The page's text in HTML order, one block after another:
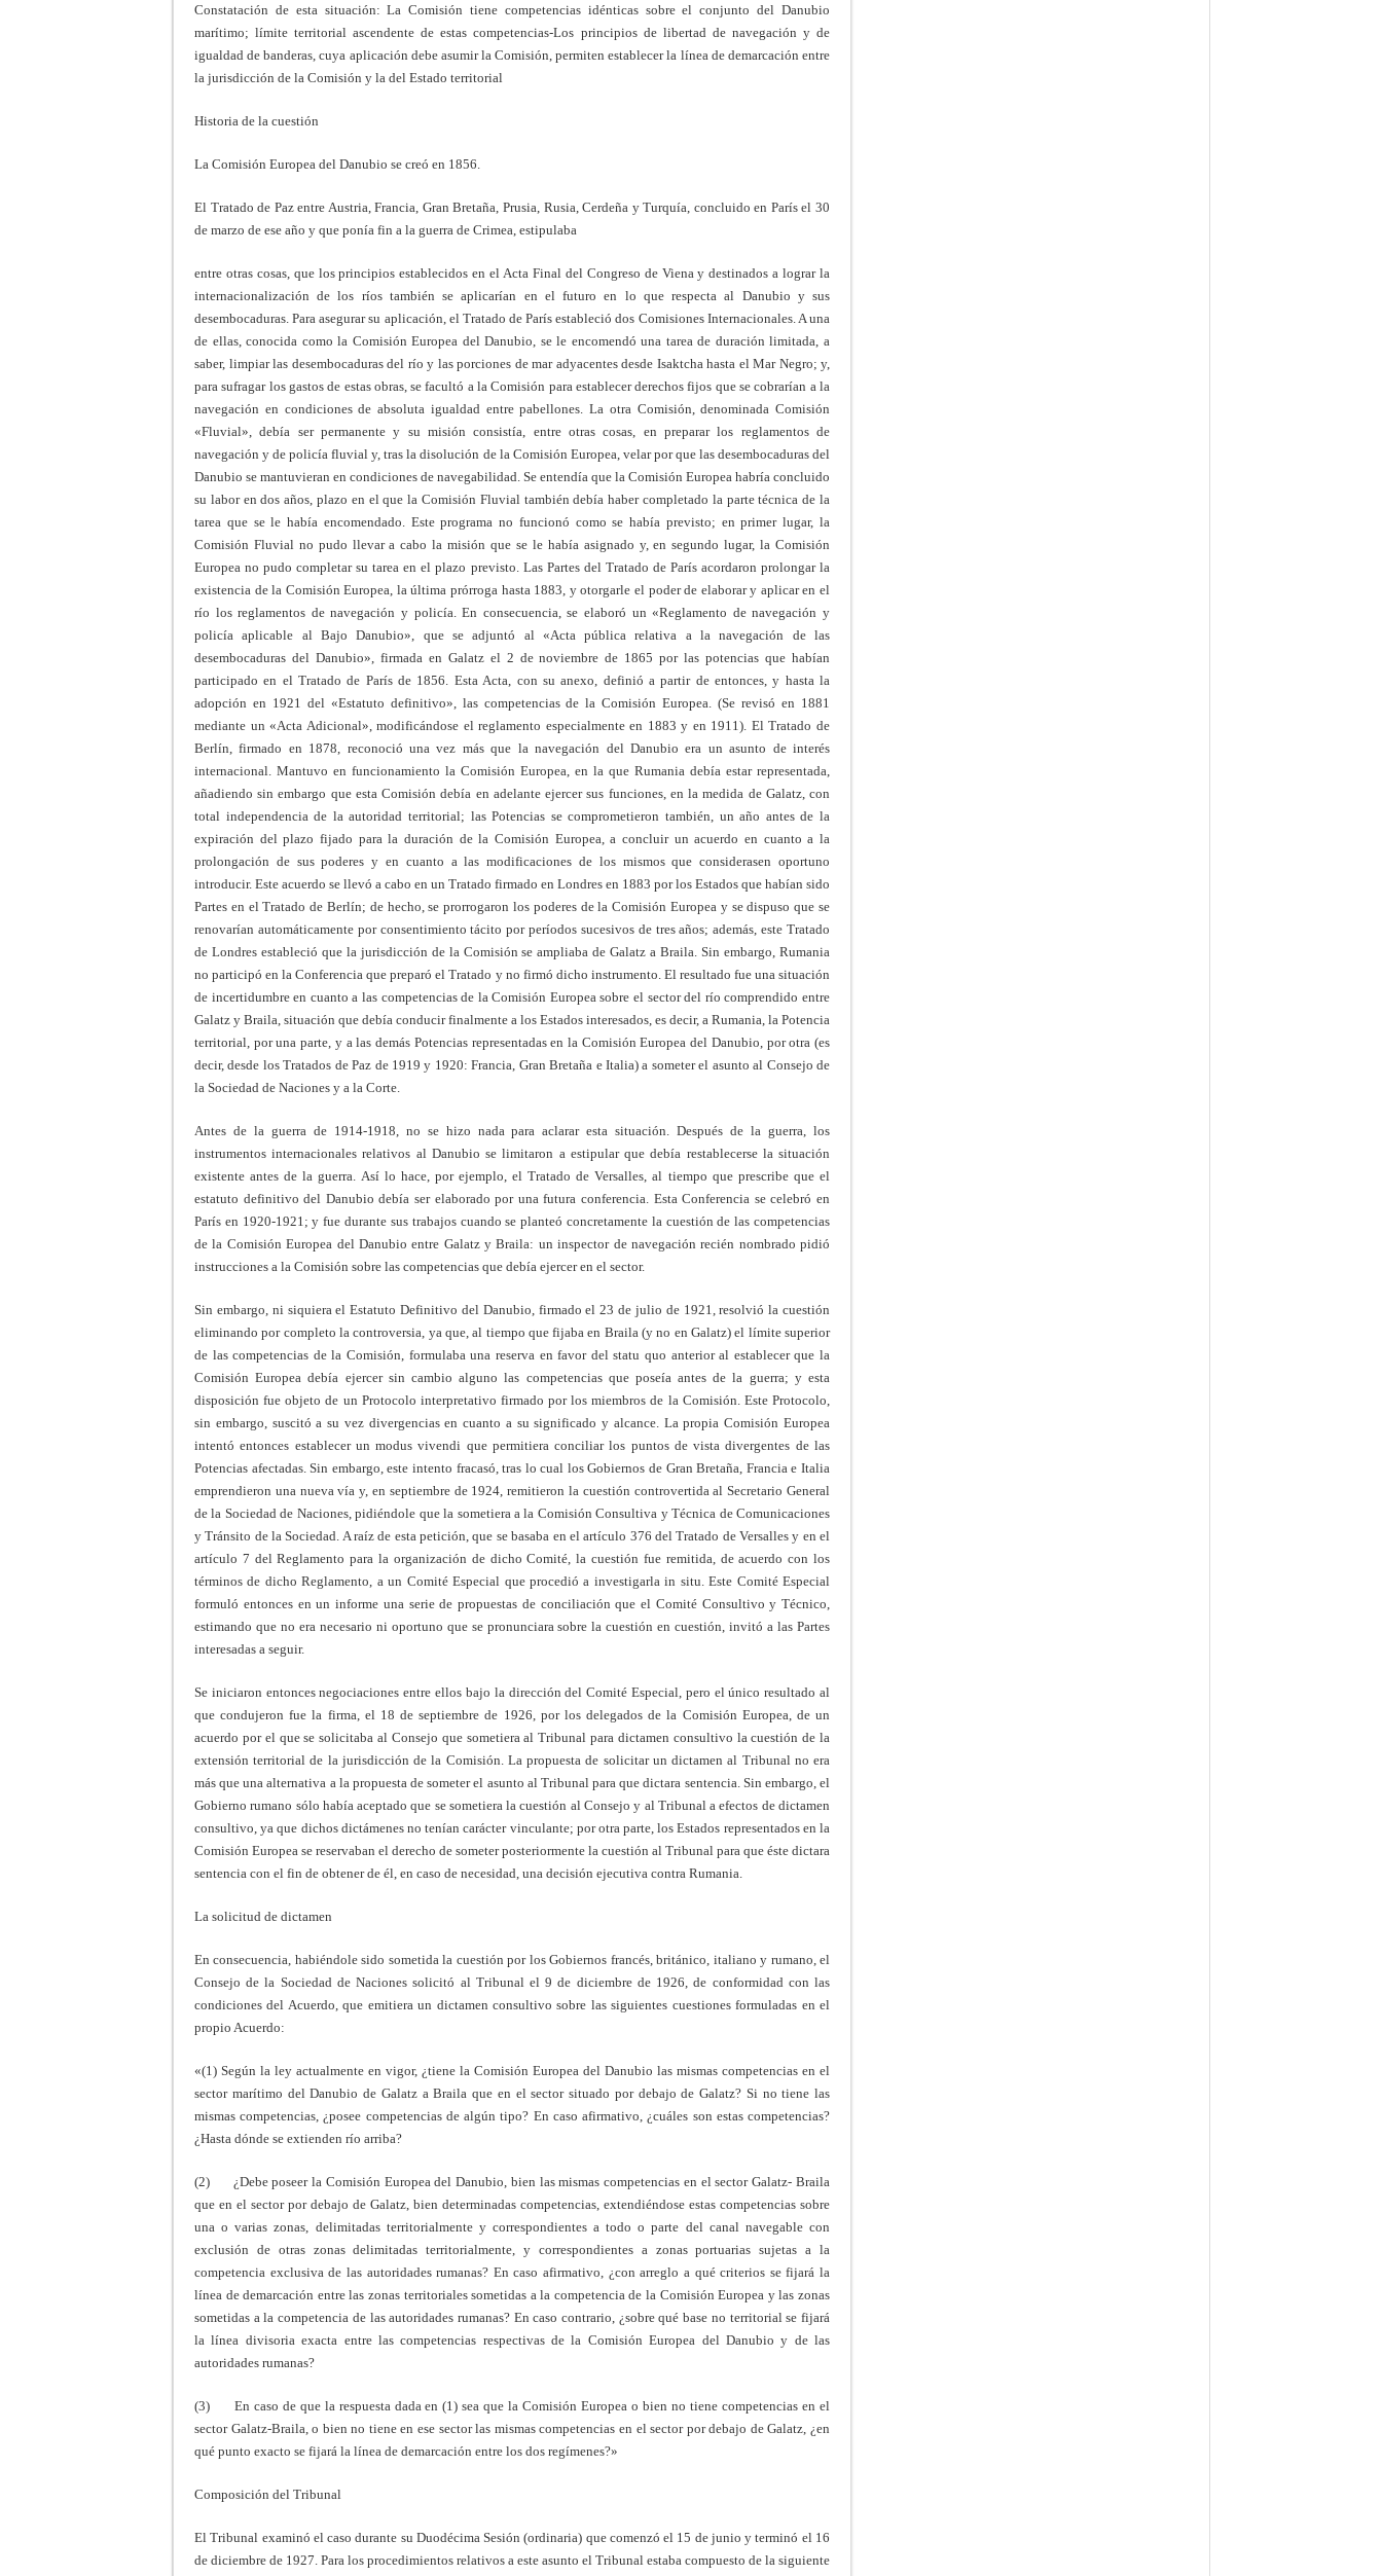
Constatación de esta situación: La Comisión tiene competencias idénticas sobre el conjunto del Danubio
marítimo; límite territorial ascendente de estas competencias-Los principios de libertad de navegación y de
igualdad de banderas, cuya aplicación debe asumir la Comisión, permiten establecer la línea de demarcación entre
la jurisdicción de la Comisión y la del Estado territorial
Historia de la cuestión
La Comisión Europea del Danubio se creó en 1856.
El Tratado de Paz entre Austria, Francia, Gran Bretaña, Prusia, Rusia, Cerdeña y Turquía, concluido en París el 30
de marzo de ese año y que ponía fin a la guerra de Crimea, estipulaba
entre otras cosas, que los principios establecidos en el Acta Final del Congreso de Viena y destinados a lograr la
internacionalización de los ríos también se aplicarían en el futuro en lo que respecta al Danubio y sus
desembocaduras. Para asegurar su aplicación, el Tratado de París estableció dos Comisiones Internacionales. A una
de ellas, conocida como la Comisión Europea del Danubio, se le encomendó una tarea de duración limitada, a
saber, limpiar las desembocaduras del río y las porciones de mar adyacentes desde Isaktcha hasta el Mar Negro; y,
para sufragar los gastos de estas obras, se facultó a la Comisión para establecer derechos fijos que se cobrarían a la
navegación en condiciones de absoluta igualdad entre pabellones. La otra Comisión, denominada Comisión
«Fluvial», debía ser permanente y su misión consistía, entre otras cosas, en preparar los reglamentos de
navegación y de policía fluvial y, tras la disolución de la Comisión Europea, velar por que las desembocaduras del
Danubio se mantuvieran en condiciones de navegabilidad. Se entendía que la Comisión Europea habría concluido
su labor en dos años, plazo en el que la Comisión Fluvial también debía haber completado la parte técnica de la
tarea que se le había encomendado. Este programa no funcionó como se había previsto; en primer lugar, la
Comisión Fluvial no pudo llevar a cabo la misión que se le había asignado y, en segundo lugar, la Comisión
Europea no pudo completar su tarea en el plazo previsto. Las Partes del Tratado de París acordaron prolongar la
existencia de la Comisión Europea, la última prórroga hasta 1883, y otorgarle el poder de elaborar y aplicar en el
río los reglamentos de navegación y policía. En consecuencia, se elaboró un «Reglamento de navegación y
policía aplicable al Bajo Danubio», que se adjuntó al «Acta pública relativa a la navegación de las
desembocaduras del Danubio», firmada en Galatz el 2 de noviembre de 1865 por las potencias que habían
participado en el Tratado de París de 1856. Esta Acta, con su anexo, definió a partir de entonces, y hasta la
adopción en 1921 del «Estatuto definitivo», las competencias de la Comisión Europea. (Se revisó en 1881
mediante un «Acta Adicional», modificándose el reglamento especialmente en 1883 y en 1911). El Tratado de
Berlín, firmado en 1878, reconoció una vez más que la navegación del Danubio era un asunto de interés
internacional. Mantuvo en funcionamiento la Comisión Europea, en la que Rumania debía estar representada,
añadiendo sin embargo que esta Comisión debía en adelante ejercer sus funciones, en la medida de Galatz, con
total independencia de la autoridad territorial; las Potencias se comprometieron también, un año antes de la
expiración del plazo fijado para la duración de la Comisión Europea, a concluir un acuerdo en cuanto a la
prolongación de sus poderes y en cuanto a las modificaciones de los mismos que considerasen oportuno
introducir. Este acuerdo se llevó a cabo en un Tratado firmado en Londres en 1883 por los Estados que habían sido
Partes en el Tratado de Berlín; de hecho, se prorrogaron los poderes de la Comisión Europea y se dispuso que se
renovarían automáticamente por consentimiento tácito por períodos sucesivos de tres años; además, este Tratado
de Londres estableció que la jurisdicción de la Comisión se ampliaba de Galatz a Braila. Sin embargo, Rumania
no participó en la Conferencia que preparó el Tratado y no firmó dicho instrumento. El resultado fue una situación
de incertidumbre en cuanto a las competencias de la Comisión Europea sobre el sector del río comprendido entre
Galatz y Braila, situación que debía conducir finalmente a los Estados interesados, es decir, a Rumania, la Potencia
territorial, por una parte, y a las demás Potencias representadas en la Comisión Europea del Danubio, por otra (es
decir, desde los Tratados de Paz de 1919 y 1920: Francia, Gran Bretaña e Italia) a someter el asunto al Consejo de
la Sociedad de Naciones y a la Corte.
Antes de la guerra de 1914-1918, no se hizo nada para aclarar esta situación. Después de la guerra, los
instrumentos internacionales relativos al Danubio se limitaron a estipular que debía restablecerse la situación
existente antes de la guerra. Así lo hace, por ejemplo, el Tratado de Versalles, al tiempo que prescribe que el
estatuto definitivo del Danubio debía ser elaborado por una futura conferencia. Esta Conferencia se celebró en
París en 1920-1921; y fue durante sus trabajos cuando se planteó concretamente la cuestión de las competencias
de la Comisión Europea del Danubio entre Galatz y Braila: un inspector de navegación recién nombrado pidió
instrucciones a la Comisión sobre las competencias que debía ejercer en el sector.
Sin embargo, ni siquiera el Estatuto Definitivo del Danubio, firmado el 23 de julio de 1921, resolvió la cuestión
eliminando por completo la controversia, ya que, al tiempo que fijaba en Braila (y no en Galatz) el límite superior
de las competencias de la Comisión, formulaba una reserva en favor del statu quo anterior al establecer que la
Comisión Europea debía ejercer sin cambio alguno las competencias que poseía antes de la guerra; y esta
disposición fue objeto de un Protocolo interpretativo firmado por los miembros de la Comisión. Este Protocolo,
sin embargo, suscitó a su vez divergencias en cuanto a su significado y alcance. La propia Comisión Europea
intentó entonces establecer un modus vivendi que permitiera conciliar los puntos de vista divergentes de las
Potencias afectadas. Sin embargo, este intento fracasó, tras lo cual los Gobiernos de Gran Bretaña, Francia e Italia
emprendieron una nueva vía y, en septiembre de 1924, remitieron la cuestión controvertida al Secretario General
de la Sociedad de Naciones, pidiéndole que la sometiera a la Comisión Consultiva y Técnica de Comunicaciones
y Tránsito de la Sociedad. A raíz de esta petición, que se basaba en el artículo 376 del Tratado de Versalles y en el
artículo 7 del Reglamento para la organización de dicho Comité, la cuestión fue remitida, de acuerdo con los
términos de dicho Reglamento, a un Comité Especial que procedió a investigarla in situ. Este Comité Especial
formuló entonces en un informe una serie de propuestas de conciliación que el Comité Consultivo y Técnico,
estimando que no era necesario ni oportuno que se pronunciara sobre la cuestión en cuestión, invitó a las Partes
interesadas a seguir.
Se iniciaron entonces negociaciones entre ellos bajo la dirección del Comité Especial, pero el único resultado al
que condujeron fue la firma, el 18 de septiembre de 1926, por los delegados de la Comisión Europea, de un
acuerdo por el que se solicitaba al Consejo que sometiera al Tribunal para dictamen consultivo la cuestión de la
extensión territorial de la jurisdicción de la Comisión. La propuesta de solicitar un dictamen al Tribunal no era
más que una alternativa a la propuesta de someter el asunto al Tribunal para que dictara sentencia. Sin embargo, el
Gobierno rumano sólo había aceptado que se sometiera la cuestión al Consejo y al Tribunal a efectos de dictamen
consultivo, ya que dichos dictámenes no tenían carácter vinculante; por otra parte, los Estados representados en la
Comisión Europea se reservaban el derecho de someter posteriormente la cuestión al Tribunal para que éste dictara
sentencia con el fin de obtener de él, en caso de necesidad, una decisión ejecutiva contra Rumania.
La solicitud de dictamen
En consecuencia, habiéndole sido sometida la cuestión por los Gobiernos francés, británico, italiano y rumano, el
Consejo de la Sociedad de Naciones solicitó al Tribunal el 9 de diciembre de 1926, de conformidad con las
condiciones del Acuerdo, que emitiera un dictamen consultivo sobre las siguientes cuestiones formuladas en el
propio Acuerdo:
«(1) Según la ley actualmente en vigor, ¿tiene la Comisión Europea del Danubio las mismas competencias en el
sector marítimo del Danubio de Galatz a Braila que en el sector situado por debajo de Galatz? Si no tiene las
mismas competencias, ¿posee competencias de algún tipo? En caso afirmativo, ¿cuáles son estas competencias?
¿Hasta dónde se extienden río arriba?
(2) ¿Debe poseer la Comisión Europea del Danubio, bien las mismas competencias en el sector Galatz- Braila
que en el sector por debajo de Galatz, bien determinadas competencias, extendiéndose estas competencias sobre
una o varias zonas, delimitadas territorialmente y correspondientes a todo o parte del canal navegable con
exclusión de otras zonas delimitadas territorialmente, y correspondientes a zonas portuarias sujetas a la
competencia exclusiva de las autoridades rumanas? En caso afirmativo, ¿con arreglo a qué criterios se fijará la
línea de demarcación entre las zonas territoriales sometidas a la competencia de la Comisión Europea y las zonas
sometidas a la competencia de las autoridades rumanas? En caso contrario, ¿sobre qué base no territorial se fijará
la línea divisoria exacta entre las competencias respectivas de la Comisión Europea del Danubio y de las
autoridades rumanas?
(3) En caso de que la respuesta dada en (1) sea que la Comisión Europea o bien no tiene competencias en el
sector Galatz-Braila, o bien no tiene en ese sector las mismas competencias en el sector por debajo de Galatz, ¿en
qué punto exacto se fijará la línea de demarcación entre los dos regímenes?»
Composición del Tribunal
El Tribunal examinó el caso durante su Duodécima Sesión (ordinaria) que comenzó el 15 de junio y terminó el 16
de diciembre de 1927. Para los procedimientos relativos a este asunto el Tribunal estaba compuesto de la siguiente